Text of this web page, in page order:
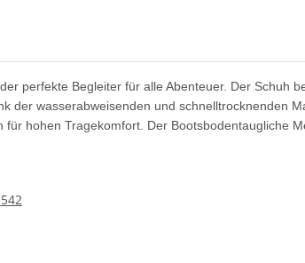
perfekte Begleiter für alle Abenteuer. Der Schuh
der wasserabweisenden und schnelltrocknenden
hohen Tragekomfort. Der Bootsbodentaugliche
42